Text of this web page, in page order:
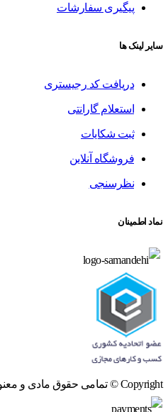
پیگیری سفارشات
سایر لینک ها
دریافت کد رجیستری
استعلام گارانتی
ثبت شکایات
فروشگاه آنلاین
نظرسنجی
نماد اطمینان
Copyright © تمامی حقوق مادی و معنوی وب سایت محفوظ می باشد